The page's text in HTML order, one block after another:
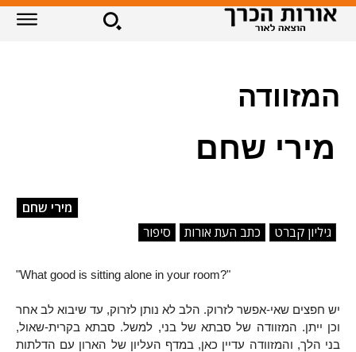
המזוודה
מירי שחם
מירי שחם
גיליון קברט
כתב העת אורות סיפור
"
What good is sitting alone in your room?
"
יש חפצים שאי-אפשר לזרוק. הלב לא נותן לזרוק, עד שיבוא לב אחר
וכן ייתן. המזוודה של סבתא של בני, למשל. סבתא בקרית-שאול,
בני הלך, והמזוודה עדיין כאן, במדף העליון של הארון עם הדלתות